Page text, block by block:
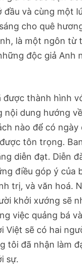
và cùng một
cho quê
là một ngôn
độc giả
thành hình
dung hướng
nào để có
tôn trọng.
diễn đạt. Diễn
điều góp ý
trị, và văn hoá.
khởi xướng sẽ
việc quảng bá
sẽ có hai
tôi đã nhận làm
sự.